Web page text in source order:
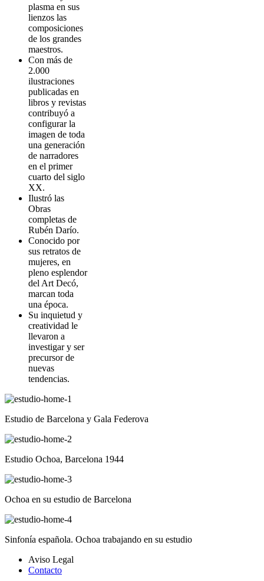
plasma en sus
lienzos las
composiciones
de los grandes
maestros.
Con más de
2.000
ilustraciones
publicadas en
libros y revistas
contribuyó a
configurar la
imagen de toda
una generación
de narradores
en el primer
cuarto del siglo
XX.
Ilustró las
Obras
completas de
Rubén Darío.
Conocido por
sus retratos de
mujeres, en
pleno esplendor
del Art Decó,
marcan toda
una época.
Su inquietud y
creatividad le
llevaron a
investigar y ser
precursor de
nuevas
tendencias.
Estudio de Barcelona y Gala Federova
Estudio Ochoa, Barcelona 1944
Ochoa en su estudio de Barcelona
Sinfonía española. Ochoa trabajando en su estudio
Aviso Legal
Contacto